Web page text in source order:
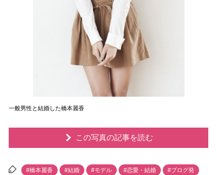
一般男性と結婚した橋本麗香
この写真の記事を読む
#橋本麗香 #結婚 #モデル #恋愛・結婚 #ブログ発